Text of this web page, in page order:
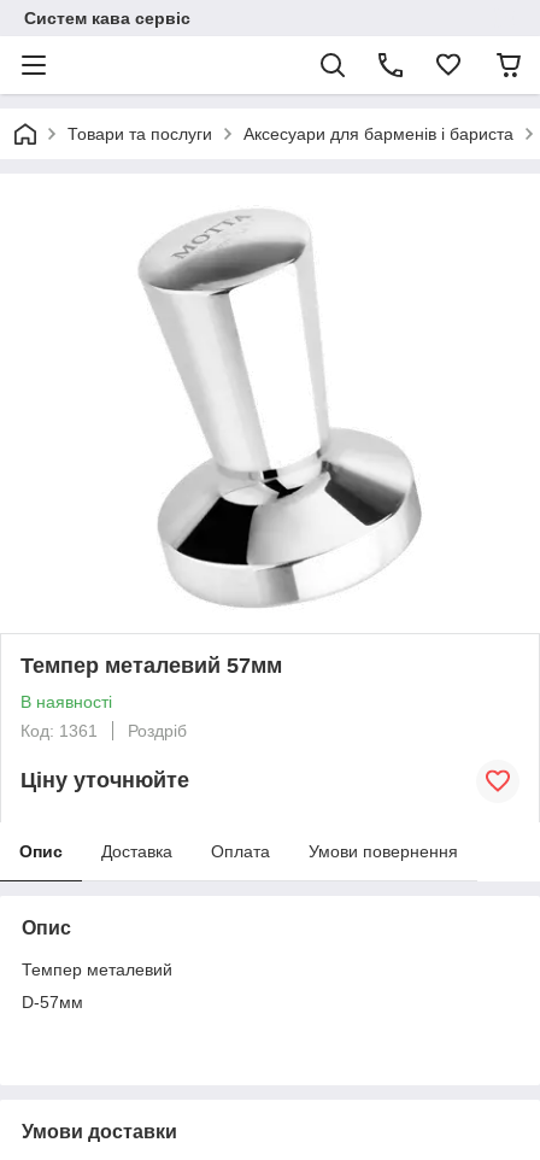
Систем кава сервіс
Товари та послуги Аксесуари для барменів і бариста
Темпер металевий 57мм
В наявності
Код: 1361
Роздріб
Ціну уточнюйте
Опис Доставка Оплата Умови повернення
Опис
Темпер металевий
D-57мм
Умови доставки